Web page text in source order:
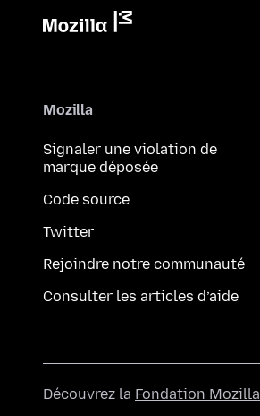
Mozilla
Signaler une violation de
marque déposée
Code source
Twitter
Rejoindre notre communauté
Consulter les articles d’aide
Découvrez la Fondation Mozilla